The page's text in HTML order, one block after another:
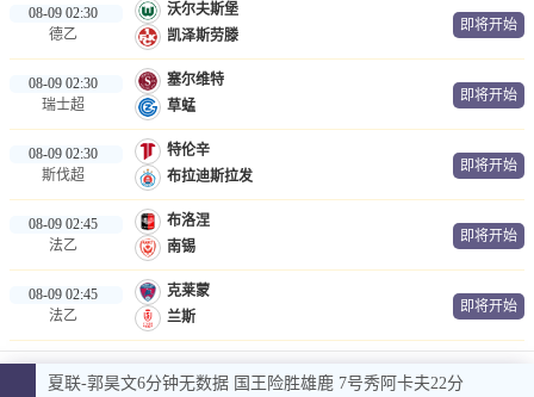
08-09 02:30
德乙
沃尔夫斯堡
凯泽斯劳滕
即将开始
08-09 02:30
瑞士超
塞尔维特
草蜢
即将开始
08-09 02:30
斯伐超
特伦辛
布拉迪斯拉发
即将开始
08-09 02:45
法乙
布洛涅
南锡
即将开始
08-09 02:45
法乙
克莱蒙
兰斯
即将开始
夏联-郭昊文6分钟无数据 国王险胜雄鹿 7号秀阿卡夫22分